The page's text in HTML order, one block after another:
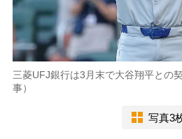
三菱UFJ銀行は3月末で大谷翔平との
事）
写真3